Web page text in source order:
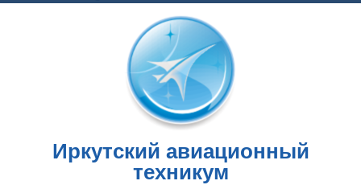
Иркутский авиационный
техникум